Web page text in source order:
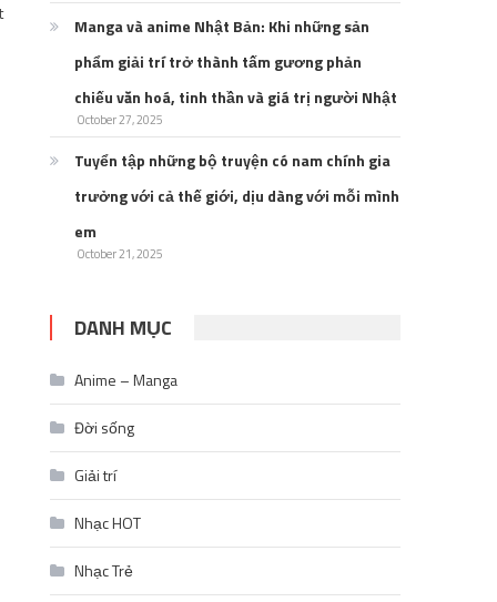
Manga và anime Nhật Bản: Khi những sản
phẩm giải trí trở thành tấm gương phản
chiếu văn hoá, tinh thần và giá trị người Nhật
October 27, 2025
Tuyển tập những bộ truyện có nam chính gia
trưởng với cả thế giới, dịu dàng với mỗi mình
em
October 21, 2025
DANH MỤC
Anime – Manga
Đời sống
Giải trí
Nhạc HOT
Nhạc Trẻ